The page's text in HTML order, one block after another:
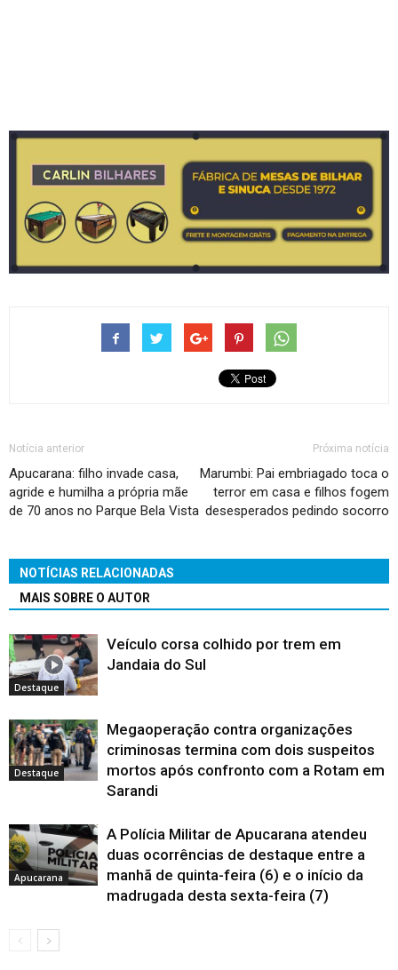
Notícia anterior
Apucarana: filho invade casa,
agride e humilha a própria mãe
de 70 anos no Parque Bela Vista
Próxima notícia
Marumbi: Pai embriagado toca o
terror em casa e filhos fogem
desesperados pedindo socorro
NOTÍCIAS RELACIONADAS
MAIS SOBRE O AUTOR
Destaque
Veículo corsa colhido por trem em
Jandaia do Sul
Destaque
Megaoperação contra organizações
criminosas termina com dois suspeitos
mortos após confronto com a Rotam em
Sarandi
Apucarana
A Polícia Militar de Apucarana atendeu
duas ocorrências de destaque entre a
manhã de quinta-feira (6) e o início da
madrugada desta sexta-feira (7)